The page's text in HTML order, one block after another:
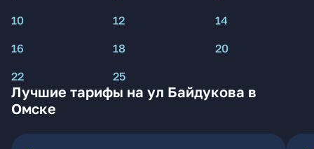
10
12
14
16
18
20
22
25
Лучшие тарифы на ул Байдукова в
Омске